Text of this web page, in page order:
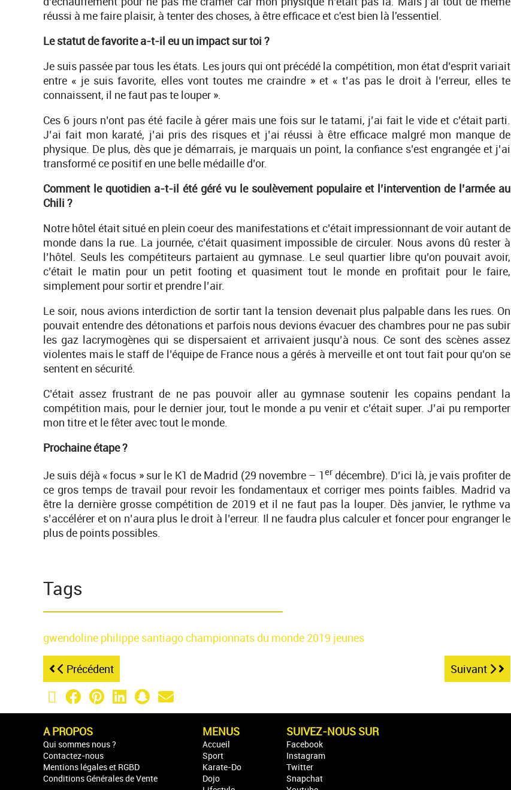
réussi à me faire plaisir, à tenter des choses, à être efficace et c'est bien là l'essentiel.
Le statut de favorite a-t-il eu un impact sur toi ?
Je suis passée par tous les états. Les jours qui ont précédé la compétition, mon état d’esprit variait
entre « je suis favorite, elles vont toutes me craindre » et « t’as pas le droit à l’erreur, elles te
connaissent, il ne faut pas te louper ».
Ces 6 jours n’ont pas été facile à gérer mais une fois sur le tatami, j’ai fait le vide et c’était parti.
J’ai fait mon karaté, j’ai pris des risques et j’ai réussi à être efficace malgré mon manque de
physique. De plus, dès que je démarrais, je marquais un point, la confiance s’est engrangée et j’ai
transformé ce positif en une belle médaille d’or.
Comment le quotidien a-t-il été géré vu le soulèvement populaire et l’intervention de l’armée au
Chili ?
Notre hôtel était situé en plein coeur des manifestations et c’était impressionnant de voir autant de
monde dans la rue. La journée, c’était quasiment impossible de circuler. Nous avons dû rester à
l’hôtel. Seuls les compétiteurs partaient au gymnase. Le seul quartier libre qu’on pouvait avoir,
c’était le matin pour un petit footing et quasiment tout le monde en profitait pour le faire,
simplement pour sortir et prendre l’air.
Le soir, nous avions interdiction de sortir tant la tension devenait plus palpable dans les rues. On
pouvait entendre des détonations et parfois nous devions évacuer des chambres pour ne pas subir
les gaz lacrymogènes qui se dispersaient et arrivaient jusqu’à nous. Ce sont des scènes assez
violentes mais le staff de l’équipe de France nous a gérés à merveille et ont tout fait pour qu’on se
sentent en sécurité.
C’était assez frustrant de ne pas pouvoir aller au gymnase soutenir les copains pendant la
compétition mais, pour le dernier jour, tout le monde a pu venir et c’était super. J’ai pu remporter
mon titre et le fêter avec tout le monde.
Prochaine étape ?
Je suis déjà « focus » sur le K1 de Madrid (29 novembre – 1erdécembre). D’ici là, je vais profiter de
ce gros temps de travail pour revoir les fondamentaux et corriger mes points faibles. Madrid va
être la dernière grosse compétition de 2019 et il ne faut pas la louper. Dès janvier, le rythme va
s’accélérer et on n’aura plus le droit à l’erreur. Il ne faudra plus calculer et foncer pour engranger le
plus de points possibles.
Tags
gwendoline philippe santiagochampionnats du monde 2019 jeunes
Précédent Suivant
X (Twitter)
Facebook
Pinterest
LinkedIn
Snapchat
Email
A PROPOS
Qui sommes nous ?
Contactez-nous
Mentions légales et RGBD
Conditions Générales de Vente
MENUS
Accueil
Sport
Karate-Do
Dojo
SUIVEZ-NOUS SUR
Facebook
Instagram
Twitter
Snapchat